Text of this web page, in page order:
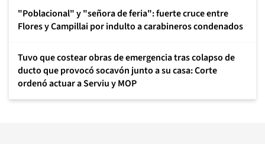
"Poblacional" y "señora de feria": fuerte cruce entre
Flores y Campillai por indulto a carabineros condenados
Tuvo que costear obras de emergencia tras colapso de
ducto que provocó socavón junto a su casa: Corte
ordenó actuar a Serviu y MOP